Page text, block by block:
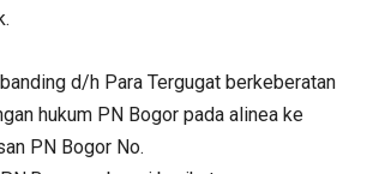
d/h Para Tergugat berkeberatan
hukum PN Bogor pada alinea ke
PN Bogor No.